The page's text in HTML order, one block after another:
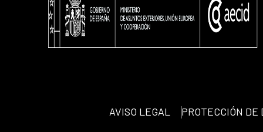
AVISO LEGAL PROTECCIÓN DE